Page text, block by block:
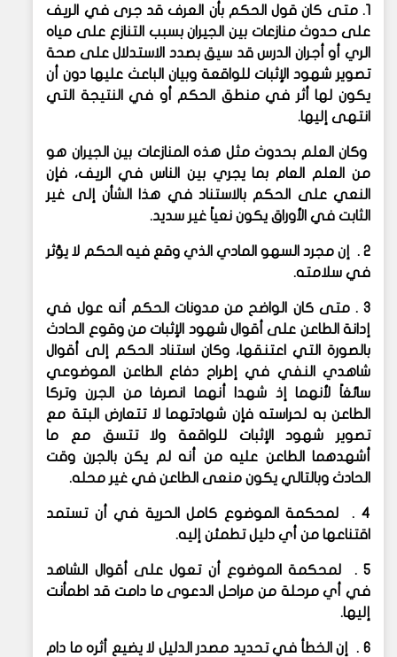
1. متى كان قول الحكم بأن العرف قد جرى في الريف
على حدوث منازعات بين الجيران بسبب التنازع على مياه
الري أو أجران الدرس قد سيق بصدد الاستدلال على صحة
تصوير شهود الإثبات للواقعة وبيان الباعث عليها دون أن
يكون لها أثر في منطق الحكم أو في النتيجة التي
انتهى إليها.
وكان العلم بحدوث مثل هذه المنازعات بين الجيران هو
من العلم العام بما يجري بين الناس في الريف، فإن
النعي على الحكم بالاستناد في هذا الشأن إلى غير
الثابت في الأوراق يكون نعياً غير سديد.
2 . إن مجرد السهو المادي الذي وقع فيه الحكم لا يؤثر
في سلامته.
3 . متى كان الواضح من مدونات الحكم أنه عول في
إدانة الطاعن على أقوال شهود الإثبات من وقوع الحادث
بالصورة التي اعتنقها، وكان استناد الحكم إلى أقوال
شاهدي النفي في إطراح دفاع الطاعن الموضوعي
سائغاً لأنهما إذ شهدا أنهما انصرفا من الجرن وتركا
الطاعن به لحراسته فإن شهادتهما لا تتعارض البتة مع
تصوير شهود الإثبات للواقعة ولا تتسق مع ما
أشهدهما الطاعن عليه من أنه لم يكن بالجرن وقت
الحادث وبالتالي يكون منعى الطاعن في غير محله.
4 . لمحكمة الموضوع كامل الحرية في أن تستمد
اقتناعها من أي دليل تطمئن إليه.
5 . لمحكمة الموضوع أن تعول على أقوال الشاهد
في أي مرحلة من مراحل الدعوى ما دامت قد اطمأنت
إليها.
6 . إن الخطأ في تحديد مصدر الدليل لا يضيع أثره ما دام